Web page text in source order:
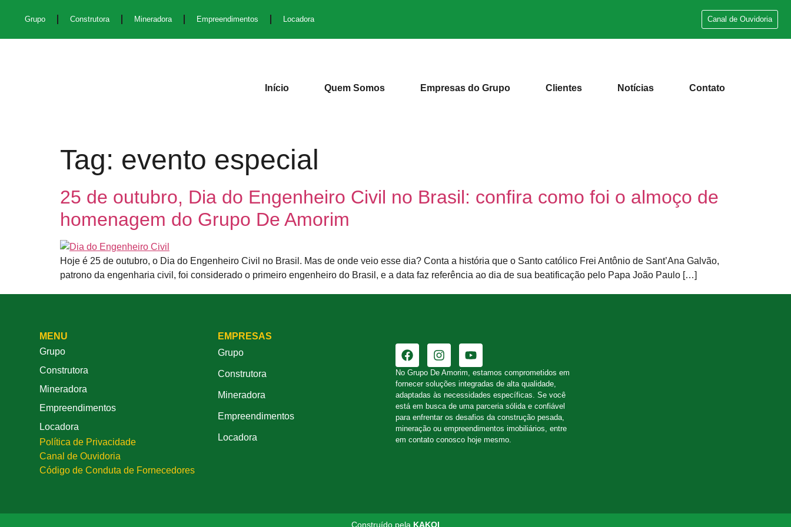
Grupo Construtora Mineradora Empreendimentos Locadora Canal de Ouvidoria
Início Quem Somos Empresas do Grupo Clientes Notícias Contato
Tag: evento especial
25 de outubro, Dia do Engenheiro Civil no Brasil: confira como foi o almoço de
homenagem do Grupo De Amorim
Hoje é 25 de outubro, o Dia do Engenheiro Civil no Brasil. Mas de onde veio esse dia? Conta a história que o Santo católico Frei Antônio de Sant’Ana Galvão,
patrono da engenharia civil, foi considerado o primeiro engenheiro do Brasil, e a data faz referência ao dia de sua beatificação pelo Papa João Paulo […]
MENU
Grupo
Construtora
Mineradora
Empreendimentos
Locadora
Política de Privacidade
Canal de Ouvidoria
Código de Conduta de Fornecedores
EMPRESAS
Grupo
Construtora
Mineradora
Empreendimentos
Locadora
No Grupo De Amorim, estamos comprometidos em
fornecer soluções integradas de alta qualidade,
adaptadas às necessidades específicas. Se você
está em busca de uma parceria sólida e confiável
para enfrentar os desafios da construção pesada,
mineração ou empreendimentos imobiliários, entre
em contato conosco hoje mesmo.
Construído pela KAKOI